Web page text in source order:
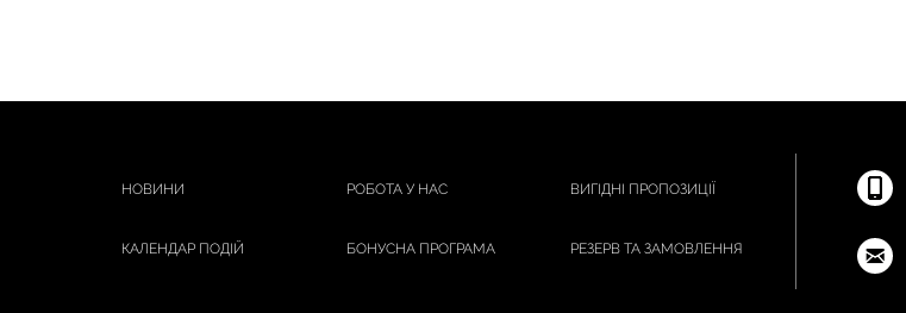
НОВИНИ РОБОТА У НАС ВИГІДНІ ПРОПОЗИЦІЇ
КАЛЕНДАР ПОДІЙ БОНУСНА ПРОГРАМА РЕЗЕРВ ТА ЗАМОВЛЕННЯ